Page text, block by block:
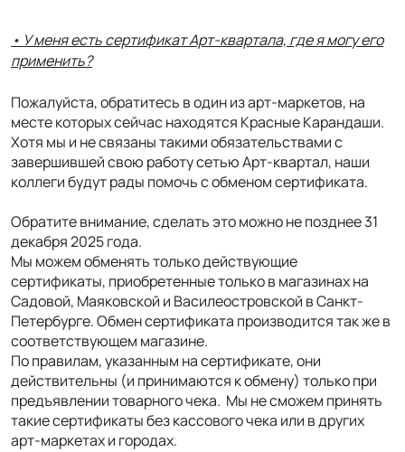
• У меня есть сертификат Арт-квартала, где я могу его
применить?
Пожалуйста, обратитесь в один из арт-маркетов, на
месте которых сейчас находятся Красные Карандаши.
Хотя мы и не связаны такими обязательствами с
завершившей свою работу сетью Арт-квартал, наши
коллеги будут рады помочь с обменом сертификата.
Обратите внимание, сделать это можно не позднее 31
декабря 2025 года.
Мы можем обменять только действующие
сертификаты, приобретенные только в магазинах на
Садовой, Маяковской и Василеостровской в Санкт-
Петербурге. Обмен сертификата производится так же в
соответствующем магазине.
По правилам, указанным на сертификате, они
действительны (и принимаются к обмену) только при
предъявлении товарного чека. Мы не сможем принять
такие сертификаты без кассового чека или в других
арт-маркетах и городах.